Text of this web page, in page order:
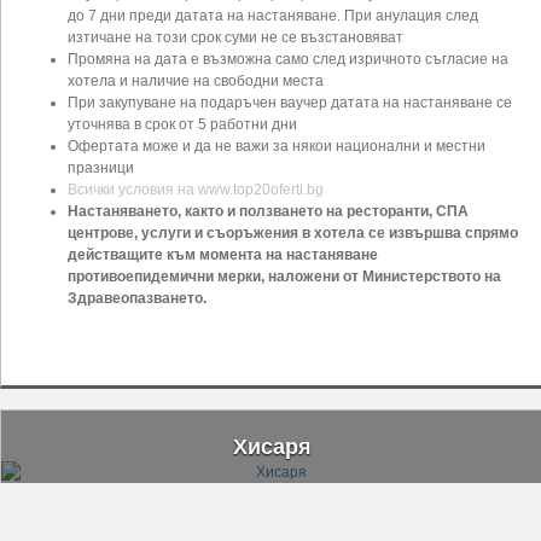
до 7 дни преди датата на настаняване. При анулация след
изтичане на този срок суми не се възстановяват
Промяна на дата е възможна само след изричното съгласие на
хотела и наличие на свободни места
При закупуване на подаръчен ваучер датата на настаняване се
уточнява в срок от 5 работни дни
Офертата може и да не важи за някои национални и местни
празници
Всички условия на www.top20oferti.bg
Настаняването, както и ползването на ресторанти, СПА
центрове, услуги и съоръжения в хотела се извършва спрямо
действащите към момента на настаняване
противоепидемични мерки, наложени от Министерството на
Здравеопазването.
Хисаря